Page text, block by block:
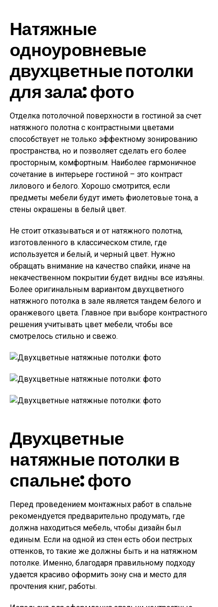
Натяжные
одноуровневые
двухцветные потолки
для зала: фото
Отделка потолочной поверхности в гостиной за счет
натяжного полотна с контрастными цветами
способствует не только эффектному зонированию
пространства, но и позволяет сделать его более
просторным, комфортным. Наиболее гармоничное
сочетание в интерьере гостиной – это контраст
лилового и белого. Хорошо смотрится, если
предметы мебели будут иметь фиолетовые тона, а
стены окрашены в белый цвет.
Не стоит отказываться и от натяжного полотна,
изготовленного в классическом стиле, где
используется и белый, и черный цвет. Нужно
обращать внимание на качество спайки, иначе на
некачественном покрытии будет видны все изъяны.
Более оригинальным вариантом двухцветного
натяжного потолка в зале является тандем белого и
оранжевого цвета. Главное при выборе контрастного
решения учитывать цвет мебели, чтобы все
смотрелось стильно и свежо.
Двухцветные
натяжные потолки в
спальне: фото
Перед проведением монтажных работ в спальне
рекомендуется предварительно продумать, где
должна находиться мебель, чтобы дизайн был
единым. Если на одной из стен есть обои пестрых
оттенков, то такие же должны быть и на натяжном
потолке. Именно, благодаря правильному подходу
удается красиво оформить зону сна и место для
прочтения книг, работы.